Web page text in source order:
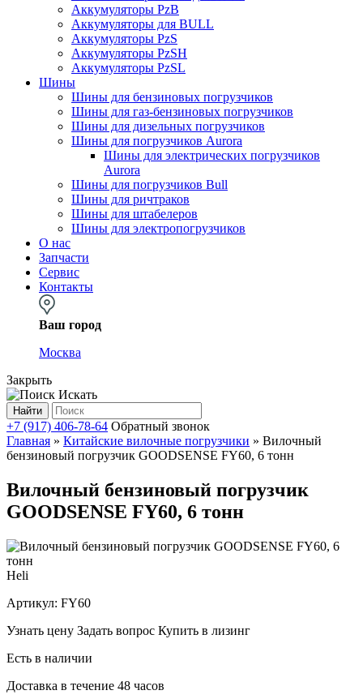
Аккумуляторы PzB
Аккумуляторы для BULL
Аккумуляторы PzS
Аккумуляторы PzSH
Аккумуляторы PzSL
Шины
Шины для бензиновых погрузчиков
Шины для газ-бензиновых погрузчиков
Шины для дизельных погрузчиков
Шины для погрузчиков Aurora
Шины для электрических погрузчиков
Aurora
Шины для погрузчиков Bull
Шины для ричтраков
Шины для штабелеров
Шины для электропогрузчиков
О нас
Запчасти
Сервис
Контакты
Ваш город
Москва
Закрыть
Искать
Найти
+7 (917) 406-78-64 Обратный звонок
Главная » Китайские вилочные погрузчики » Вилочный
бензиновый погрузчик GOODSENSE FY60, 6 тонн
Вилочный бензиновый погрузчик
GOODSENSE FY60, 6 тонн
Heli
Артикул: FY60
Узнать цену Задать вопрос Купить в лизинг
Есть в наличии
Доставка в течение 48 часов